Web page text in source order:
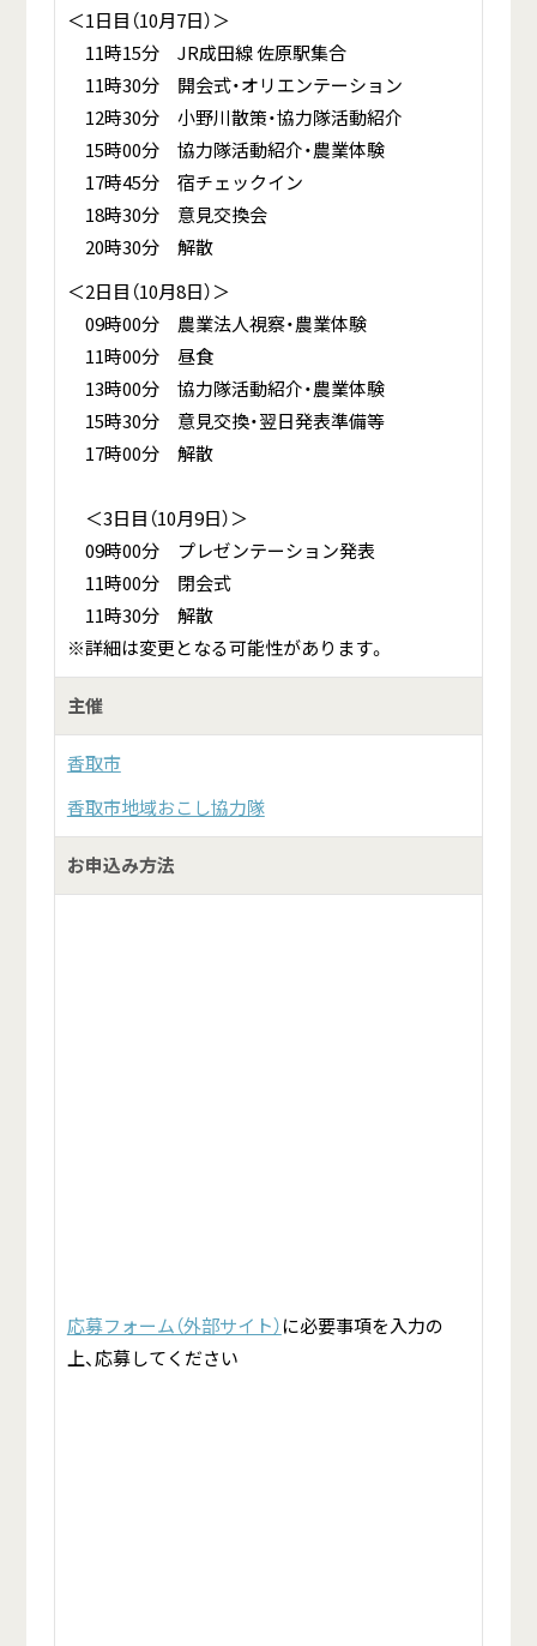
＜1日目（10月7日）＞
11時15分 JR成田線 佐原駅集合
11時30分 開会式・オリエンテーション
12時30分 小野川散策・協力隊活動紹介
15時00分 協力隊活動紹介・農業体験
17時45分 宿チェックイン
18時30分 意見交換会
20時30分 解散
＜2日目（10月8日）＞
09時00分 農業法人視察・農業体験
11時00分 昼食
13時00分 協力隊活動紹介・農業体験
15時30分 意見交換・翌日発表準備等
17時00分 解散
＜3日目（10月9日）＞
09時00分 プレゼンテーション発表
11時00分 閉会式
11時30分 解散
※詳細は変更となる可能性があります。
主催
香取市
香取市地域おこし協力隊
お申込み方法
応募フォーム（外部サイト）に必要事項を入力の
上、応募してください